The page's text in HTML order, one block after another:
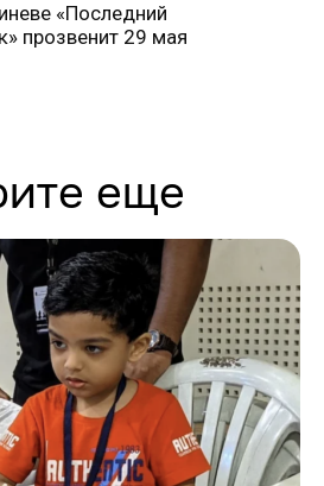
«Последний
прозвенит 29 мая
еще